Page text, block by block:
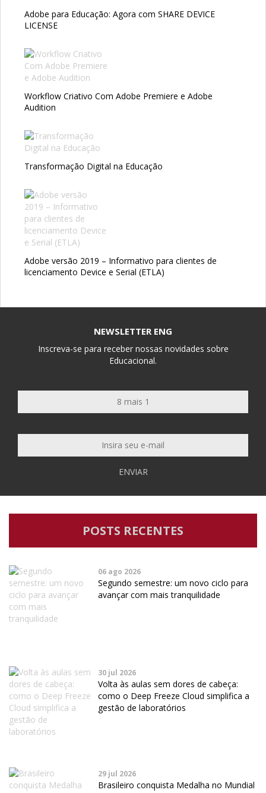
Adobe para Educação: Agora com SHARE DEVICE
LICENSE
Workflow Criativo Com Adobe Premiere e Adobe
Audition
Transformação Digital na Educação
Adobe versão 2019 – Informativo para clientes de
licenciamento Device e Serial (ETLA)
NEWSLETTER ENG
Inscreva-se para receber nossas novidades sobre
Educacional.
ENVIAR
POSTS RECENTES
06 ago 2026
Segundo semestre: um novo ciclo para
avançar com mais tranquilidade
30 jul 2026
Volta às aulas sem dores de cabeça:
como o Deep Freeze Cloud simplifica a
gestão de laboratórios
29 jul 2026
Brasileiro conquista Medalha no Mundial